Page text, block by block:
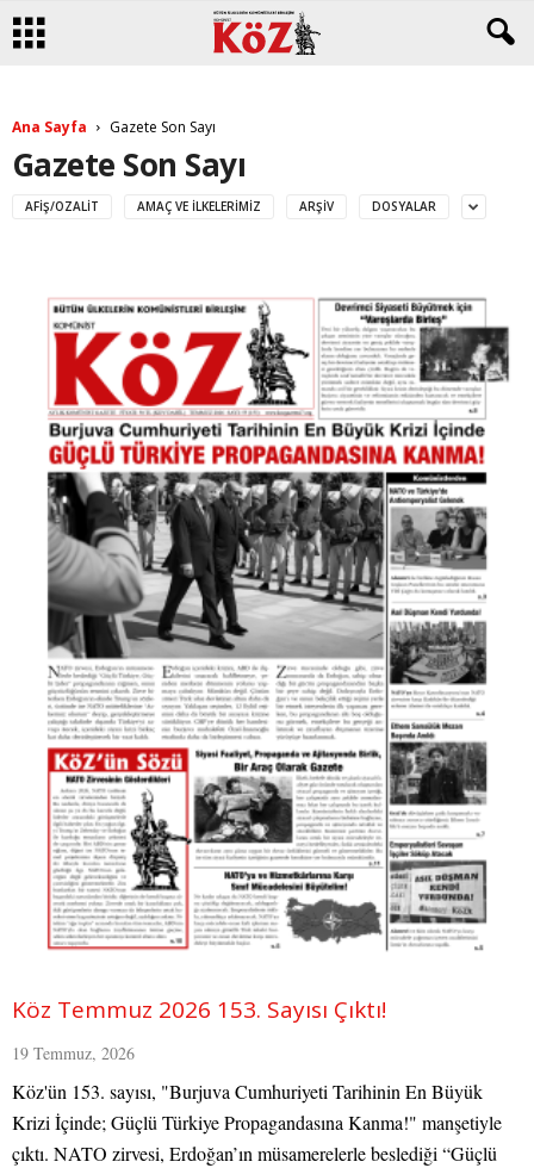
Ana Sayfa Gazete Son Sayı
Gazete Son Sayı
AFIŞ/OZALIT AMAÇ VE İLKELERIMIZ ARŞIV DOSYALAR
Köz Temmuz 2026 153. Sayısı Çıktı!
19 Temmuz, 2026
Köz'ün 153. sayısı, "Burjuva Cumhuriyeti Tarihinin En Büyük
Krizi İçinde; Güçlü Türkiye Propagandasına Kanma!" manşetiyle
çıktı. NATO zirvesi, Erdoğan’ın müsamerelerle beslediği “Güçlü